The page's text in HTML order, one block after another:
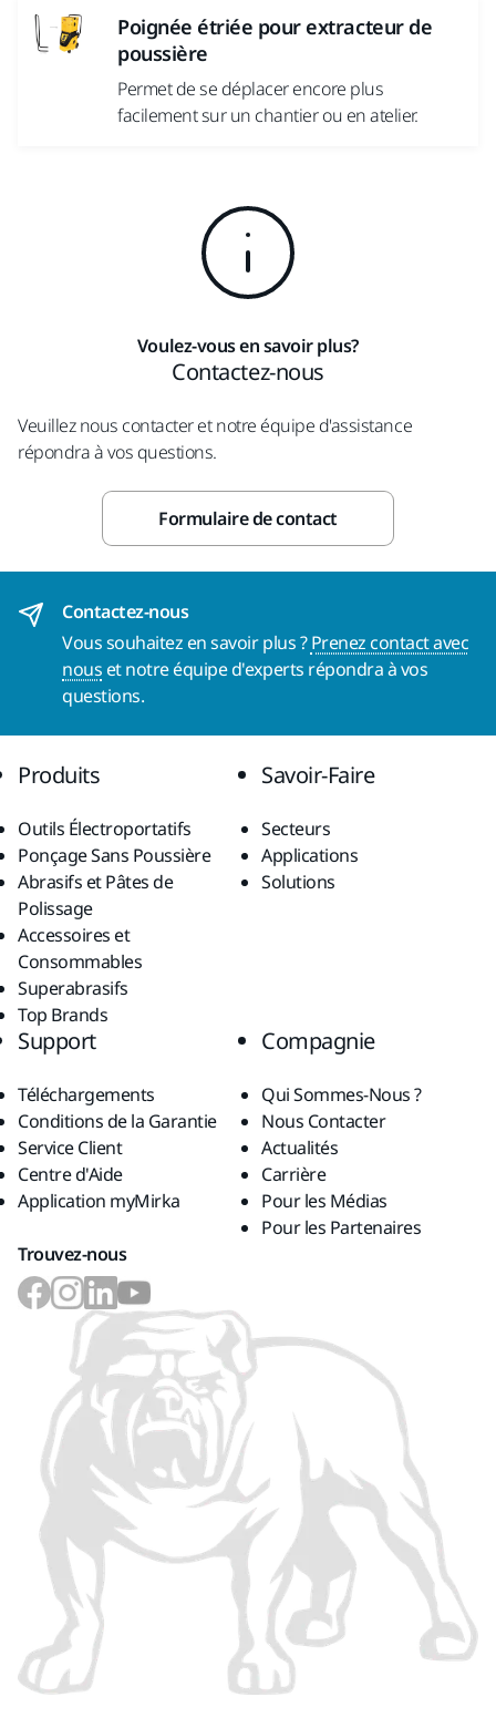
Poignée étriée pour extracteur de
poussière
Permet de se déplacer encore plus
facilement sur un chantier ou en atelier.
Voulez-vous en savoir plus?
Contactez-nous
Veuillez nous contacter et notre équipe d'assistance
répondra à vos questions.
Formulaire de contact
Contactez-nous
Vous souhaitez en savoir plus ?Prenez contact avec
nous et notre équipe d'experts répondra à vos
questions.
Produits
Outils Électroportatifs
Ponçage Sans Poussière
Abrasifs et Pâtes de
Polissage
Accessoires et
Consommables
Superabrasifs
Top Brands
Savoir-Faire
Secteurs
Applications
Solutions
Support
Téléchargements
Conditions de la Garantie
Service Client
Centre d'Aide
Application myMirka
Compagnie
Qui Sommes-Nous ?
Nous Contacter
Actualités
Carrière
Pour les Médias
Pour les Partenaires
Trouvez-nous